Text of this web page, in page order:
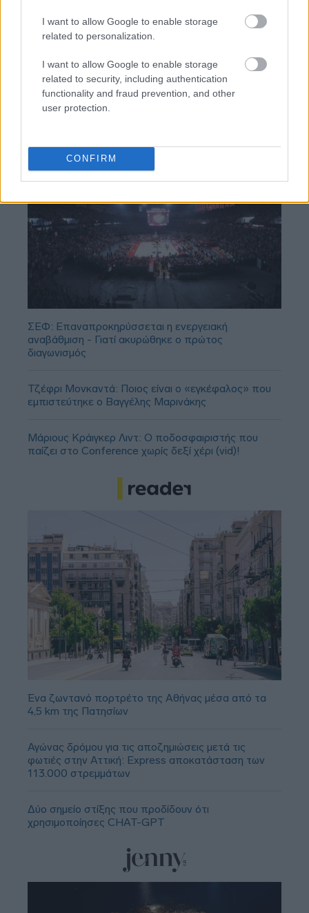
I want to allow Google to enable storage
related to personalization.
I want to allow Google to enable storage
related to security, including authentication
functionality and fraud prevention, and other
user protection.
CONFIRM
ΣΕΦ: Επαναπροκηρύσσεται η ενεργειακή
αναβάθμιση - Γιατί ακυρώθηκε ο πρώτος
διαγωνισμός
Τζέφρι Μονκαντά: Ποιος είναι ο «εγκέφαλος» που
εμπιστεύτηκε ο Βαγγέλης Μαρινάκης
Μάριους Κράιγκερ Λιντ: Ο ποδοσφαιριστής που
παίζει στο Conference χωρίς δεξί χέρι (vid)!
Ένα ζωντανό πορτρέτο της Αθήνας μέσα από τα
4,5 km της Πατησίων
Αγώνας δρόμου για τις αποζημιώσεις μετά τις
φωτιές στην Αττική: Express αποκατάσταση των
113.000 στρεμμάτων
Δύο σημείο στίξης που προδίδουν ότι
χρησιμοποίησες CHAT-GPT